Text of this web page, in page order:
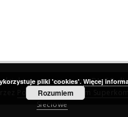
dzięki oprogramowaniuDInGO
Poznańskie Centrum
Sieciowe
pliki 'cookies'. Więcej
Rozumiem